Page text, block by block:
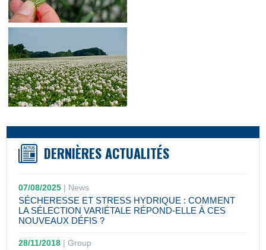
DERNIÈRES ACTUALITÉS
07/08/2025 | News
SÉCHERESSE ET STRESS HYDRIQUE : COMMENT
LA SÉLECTION VARIÉTALE RÉPOND-ELLE À CES
NOUVEAUX DÉFIS ?
28/11/2018 |Group